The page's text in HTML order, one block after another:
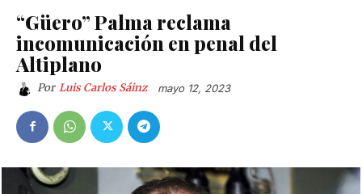
“Güero” Palma reclama
incomunicación en penal del
Altiplano
Por Luis Carlos Sáinz mayo 12, 2023